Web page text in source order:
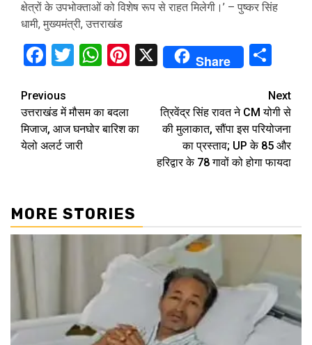
क्षेत्रों के उपभोक्ताओं को विशेष रूप से राहत मिलेगी।’ – पुष्कर सिंह
धामी, मुख्यमंत्री, उत्तराखंड
Facebook
Twitter
WhatsApp
Pinterest
X Share
Continue
Reading
Previous
उत्तराखंड में मौसम का बदला
मिजाज, आज घनघोर बारिश का
येलो अलर्ट जारी
Next
त्रिवेंद्र सिंह रावत ने CM योगी से
की मुलाकात, सौंपा इस परियोजना
का प्रस्ताव; UP के 85 और
हरिद्वार के 78 गावों को होगा फायदा
MORE STORIES